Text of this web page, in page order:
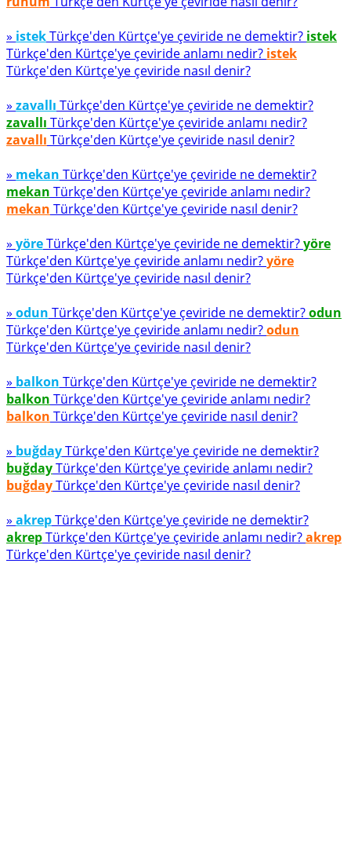
» istekTürkçe'den Kürtçe'ye çeviride ne demektir? istek
Türkçe'den Kürtçe'ye çeviride anlamı nedir? istek
Türkçe'den Kürtçe'ye çeviride nasıl denir?
» zavallı Türkçe'den Kürtçe'ye çeviride ne demektir?
zavallı Türkçe'den Kürtçe'ye çeviride anlamı nedir?
zavallı Türkçe'den Kürtçe'ye çeviride nasıl denir?
» mekan Türkçe'den Kürtçe'ye çeviride ne demektir?
mekan Türkçe'den Kürtçe'ye çeviride anlamı nedir?
mekan Türkçe'den Kürtçe'ye çeviride nasıl denir?
» yöreTürkçe'den Kürtçe'ye çeviride ne demektir?yöre
Türkçe'den Kürtçe'ye çeviride anlamı nedir?yöre
Türkçe'den Kürtçe'ye çeviride nasıl denir?
» odun Türkçe'den Kürtçe'ye çeviride ne demektir?odun
Türkçe'den Kürtçe'ye çeviride anlamı nedir?odun
Türkçe'den Kürtçe'ye çeviride nasıl denir?
» balkon Türkçe'den Kürtçe'ye çeviride ne demektir?
balkon Türkçe'den Kürtçe'ye çeviride anlamı nedir?
balkon Türkçe'den Kürtçe'ye çeviride nasıl denir?
» buğdayTürkçe'den Kürtçe'ye çeviride ne demektir?
buğdayTürkçe'den Kürtçe'ye çeviride anlamı nedir?
buğdayTürkçe'den Kürtçe'ye çeviride nasıl denir?
» akrepTürkçe'den Kürtçe'ye çeviride ne demektir?
akrepTürkçe'den Kürtçe'ye çeviride anlamı nedir?akrep
Türkçe'den Kürtçe'ye çeviride nasıl denir?